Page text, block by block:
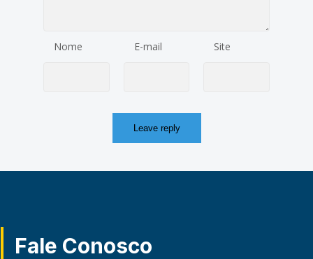
Nome E-mail Site
Fale Conosco